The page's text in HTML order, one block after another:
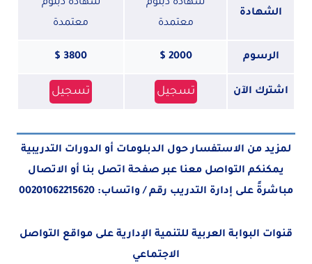
الشهادة
شهادة دبلوم
معتمدة
شهادة دبلوم
معتمدة
الرسوم 2000 $
3800 $
اشترك الآن تسجيل تسجيل
لمزيد من الاستفسار حول الدبلومات أو الدورات التدريبية
يمكنكم التواصل معنا عبر صفحة اتصل بنا أو الاتصال
مباشرةً على إدارة التدريب رقم / واتساب: 00201062215620
قنوات البوابة العربية للتنمية الإدارية على مواقع التواصل
الاجتماعي